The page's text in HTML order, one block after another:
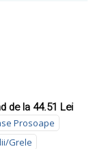
PAROLA
de la 44.51 Lei
Prosoape
Grele